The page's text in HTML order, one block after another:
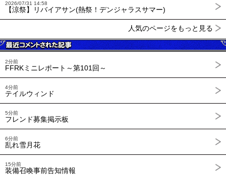
2026/07/31 14:58
【涼祭】リバイアサン(熱祭！デンジャラスサマー)
人気のページをもっと見る
2分前
FFRKミニレポート～第101回～
4分前
テイルウィンド
5分前
フレンド募集掲示板
6分前
乱れ雪月花
15分前
装備召喚事前告知情報